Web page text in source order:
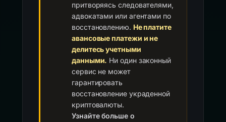
притворяясь следователями,
адвокатами или агентами по
восстановлению. Не платите
авансовые платежи и не
делитесь учетными
данными. Ни один законный
сервис не может
гарантировать
восстановление украденной
криптовалюты.
Узнайте больше о